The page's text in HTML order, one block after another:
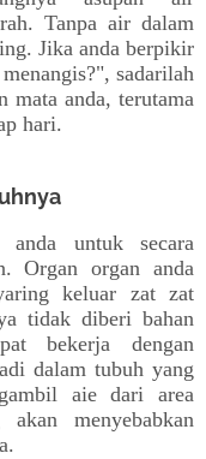
Tanpa air dalam
Jika anda berpikir
sadarilah
mata anda, terutama
hari.
untuk secara
Organ organ anda
keluar zat zat
tidak diberi bahan
bekerja dengan
dalam tubuh yang
aie dari area
menyebabkan